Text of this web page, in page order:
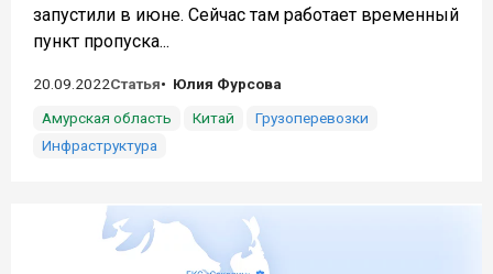
запустили в июне. Сейчас там работает временный
пункт пропуска...
20.09.2022Статья
Юлия Фурсова
Амурская область
Китай
Грузоперевозки
Инфраструктура